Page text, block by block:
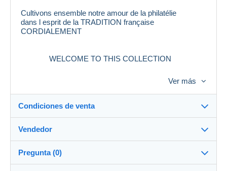
Cultivons ensemble notre amour de la philatélie
dans l esprit de la TRADITION française
CORDIALEMENT
WELCOME TO THIS COLLECTION
THANKS FOR YOUR VISIT . PLEASE SEE THE
GOOD AUCTION FOR EVERYBODY
Ver más
Condiciones de venta
Destino:
Ver la lista de países
Entrega en persona:
Vendedor
SERIEUX100%(6911x)
Pregunta (0)